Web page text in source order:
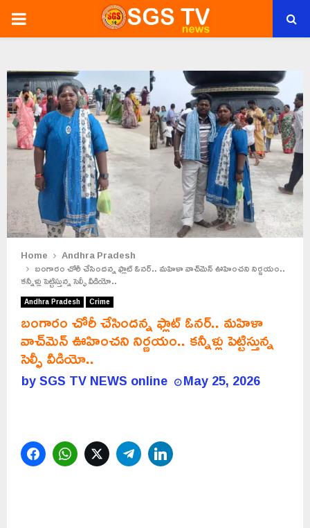
PRIMARY
Home Andhra Pradesh
బంగారం చోరీ చేసిందన్న ఫ్లాట్ ఓనర్.. మహిళా వాచ్‌మెన్ ఊహించని నిర్ణయం..
కన్నీళ్లు పెట్టిస్తున్న సెల్ఫీ వీడియో..
Andhra Pradesh Crime
బంగారం చోరీ చేసిందన్న ఫ్లాట్ ఓనర్.. మహిళా
వాచ్‌మెన్ ఊహించని నిర్ణయం.. కన్నీళ్లు పెట్టిస్తున్న
సెల్ఫీ వీడియో..
bySGS TV NEWS online May 25, 2026
FacebookWhatsAppTwitterTelegram